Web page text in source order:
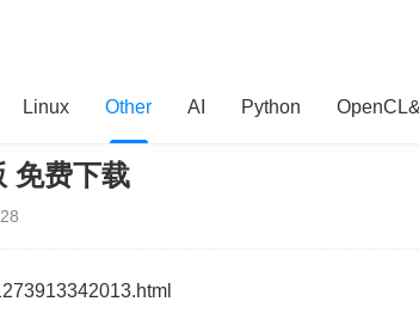
Linux Other AI Python
免费下载